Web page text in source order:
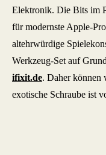
Elektronik. Die Bits im
für modernste Apple-
altehrwürdige
Werkzeug-Set auf
ifixit.de. Daher können
exotische Schraube ist